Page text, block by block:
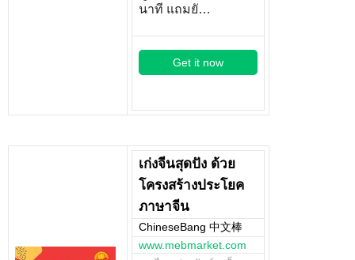
นาที แถมยั…
Get it now
เก่งจีนสุดปัง ด้วย
โครงสร้างประโยค
ภาษาจีน
ChineseBang 中文棒
www.mebmarket.com